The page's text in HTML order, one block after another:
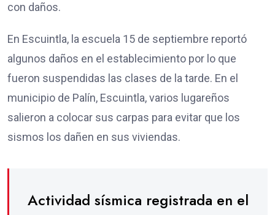
con daños.
En Escuintla, la escuela 15 de septiembre reportó
algunos daños en el establecimiento por lo que
fueron suspendidas las clases de la tarde. En el
municipio de Palín, Escuintla, varios lugareños
salieron a colocar sus carpas para evitar que los
sismos los dañen en sus viviendas.
Actividad sísmica registrada en el